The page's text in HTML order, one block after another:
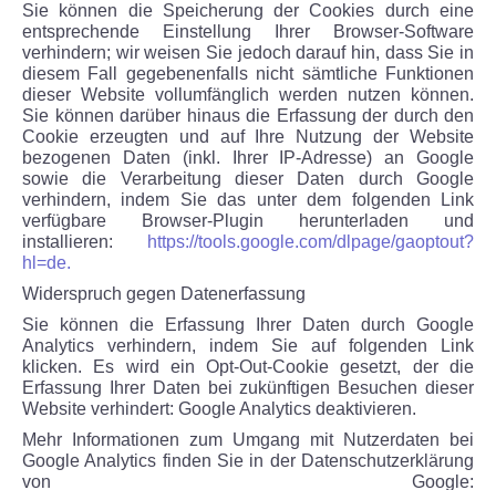
Sie können die Speicherung der Cookies durch eine
entsprechende Einstellung Ihrer Browser-Software
verhindern; wir weisen Sie jedoch darauf hin, dass Sie in
diesem Fall gegebenenfalls nicht sämtliche Funktionen
dieser Website vollumfänglich werden nutzen können.
Sie können darüber hinaus die Erfassung der durch den
Cookie erzeugten und auf Ihre Nutzung der Website
bezogenen Daten (inkl. Ihrer IP-Adresse) an Google
sowie die Verarbeitung dieser Daten durch Google
verhindern, indem Sie das unter dem folgenden Link
verfügbare Browser-Plugin herunterladen und
installieren:
https://tools.google.com/dlpage/gaoptout?
hl=de.
Widerspruch gegen Datenerfassung
Sie können die Erfassung Ihrer Daten durch Google
Analytics verhindern, indem Sie auf folgenden Link
klicken. Es wird ein Opt-Out-Cookie gesetzt, der die
Erfassung Ihrer Daten bei zukünftigen Besuchen dieser
Website verhindert: Google Analytics deaktivieren.
Mehr Informationen zum Umgang mit Nutzerdaten bei
Google Analytics finden Sie in der Datenschutzerklärung
von Google: